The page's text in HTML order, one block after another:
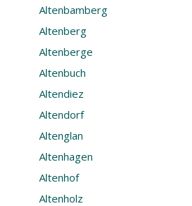
Altenbamberg
Altenberg
Altenberge
Altenbuch
Altendiez
Altendorf
Altenglan
Altenhagen
Altenhof
Altenholz